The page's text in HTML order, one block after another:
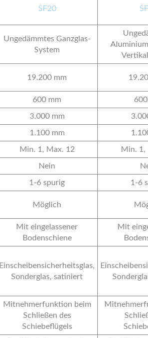
SF20
Ungedämmtes Ganzglas-
System
19.200 mm
600 mm
3.000 mm
1.100 mm
Min. 1, Max. 12 Min. 1,
Nein
1-6 spurig 1-6
Möglich
Mit eingelassener
Bodenschiene
Mit
Einscheibensicherheitsglas,
Sonderglas, satiniert
Mitnehmerfunktion beim
Schließen des
Schiebeflügels